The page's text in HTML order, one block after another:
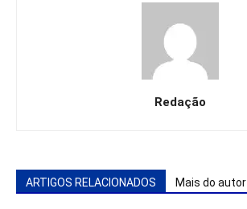
Redação
ARTIGOS RELACIONADOS Mais do autor